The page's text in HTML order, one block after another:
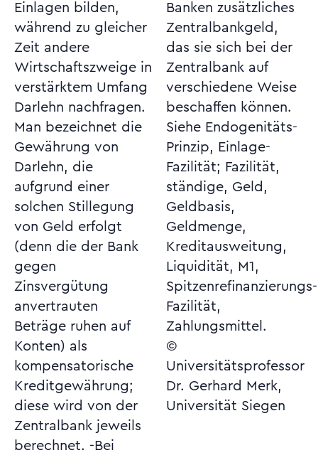
Einlagen bilden,
während zu gleicher
Zeit andere
Wirtschaftszweige in
verstärktem Umfang
Darlehn nachfragen.
Man bezeichnet die
Gewährung von
Darlehn, die
aufgrund einer
solchen Stillegung
von Geld erfolgt
(denn die der Bank
gegen
Zinsvergütung
anvertrauten
Beträge ruhen auf
Konten) als
kompensatorische
Kreditgewährung;
diese wird von der
Zentralbank jeweils
berechnet. -Bei
Banken zusätzliches
Zentralbankgeld,
das sie sich bei der
Zentralbank auf
verschiedene Weise
beschaffen können.
Siehe Endogenitäts-
Prinzip, Einlage-
Fazilität; Fazilität,
ständige, Geld,
Geldbasis,
Geldmenge,
Kreditausweitung,
Liquidität, M1,
Spitzenrefinanzierungs-
Fazilität,
Zahlungsmittel.
©
Universitätsprofessor
Dr. Gerhard Merk,
Universität Siegen